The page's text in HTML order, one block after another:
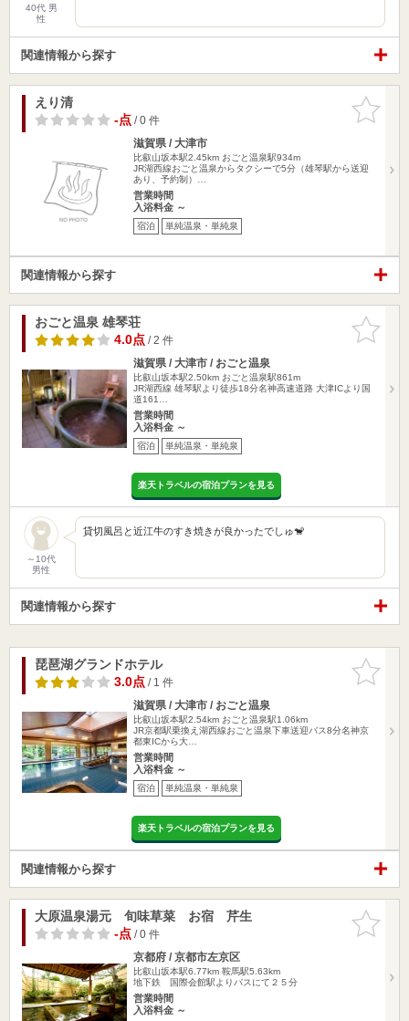
40代 男
性
関連情報から探す
お気に入
りに追加
えり清
-点/ 0 件
滋賀県 / 大津市
比叡山坂本駅2.45km おごと温泉駅934m
JR湖西線おごと温泉からタクシーで5分（雄琴駅から送迎
あり、予約制）…
営業時間
入浴料金 ～
宿泊 単純温泉・単純泉
関連情報から探す
お気に入
りに追加
おごと温泉 雄琴荘
4.0点/ 2 件
滋賀県 / 大津市 / おごと温泉
比叡山坂本駅2.50km おごと温泉駅861m
JR湖西線 雄琴駅より徒歩18分名神高速道路 大津ICより国
道161…
営業時間
入浴料金 ～
宿泊 単純温泉・単純泉
楽天トラベルの宿泊プランを見る
～10代
男性
貸切風呂と近江牛のすき焼きが良かったでしゅ🐒
関連情報から探す
お気に入
りに追加
琵琶湖グランドホテル
3.0点/ 1 件
滋賀県 / 大津市 / おごと温泉
比叡山坂本駅2.54km おごと温泉駅1.06km
JR京都駅乗換え湖西線おごと温泉下車送迎バス8分名神京
都東ICから大…
営業時間
入浴料金 ～
宿泊 単純温泉・単純泉
楽天トラベルの宿泊プランを見る
関連情報から探す
お気に入
りに追加
大原温泉湯元 旬味草菜 お宿 芹生
-点/ 0 件
京都府 / 京都市左京区
比叡山坂本駅6.77km 鞍馬駅5.63km
地下鉄 国際会館駅よりバスにて２５分
営業時間
入浴料金 ～